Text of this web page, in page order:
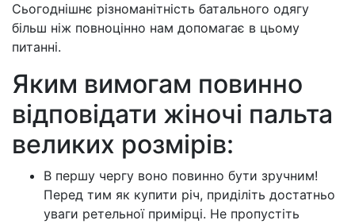
Сьогоднішнє різноманітність батального одягу
більш ніж повноцінно нам допомагає в цьому
питанні.
Яким вимогам повинно
відповідати жіночі пальта
великих розмірів:
В першу чергу воно повинно бути зручним!
Перед тим як купити річ, приділіть достатньо
уваги ретельної примірці. Не пропустіть